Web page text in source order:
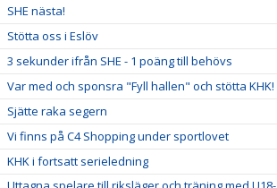
SHE nästa!
Stötta oss i Eslöv
3 sekunder ifrån SHE - 1 poäng till behövs
Var med och sponsra "Fyll hallen" och stötta KHK!
Sjätte raka segern
Vi finns på C4 Shopping under sportlovet
KHK i fortsatt serieledning